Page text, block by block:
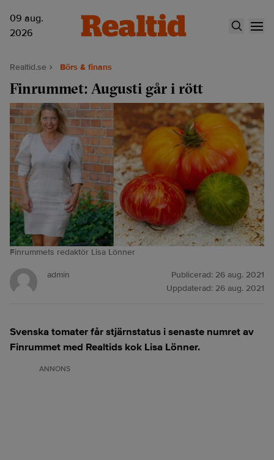
09 aug.
2026
Realtid.se Börs & finans
Finrummet: Augusti går i rött
Finrummets redaktör Lisa Lönner
admin Publicerad: 26 aug. 2021
Uppdaterad: 26 aug. 2021
Svenska tomater får stjärnstatus i senaste numret av
Finrummet med Realtids kok Lisa Lönner.
ANNONS